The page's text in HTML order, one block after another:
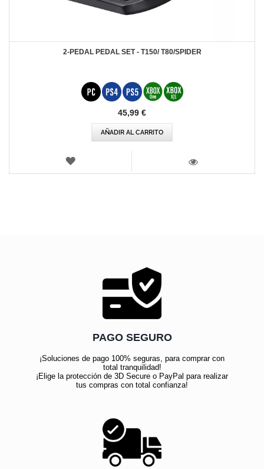
2-PEDAL PEDAL SET - T150/ T80/SPIDER
45,99 €
AÑADIR AL CARRITO
LISTA
PAGO SEGURO
¡Soluciones de pago 100% seguras, para comprar con
total tranquilidad!
¡Elige la protección de 3D Secure o PayPal para realizar
tus compras con total confianza!